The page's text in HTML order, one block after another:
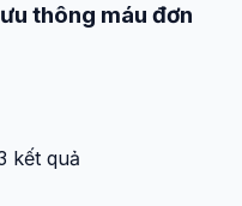
thông máu đơn
kết quả